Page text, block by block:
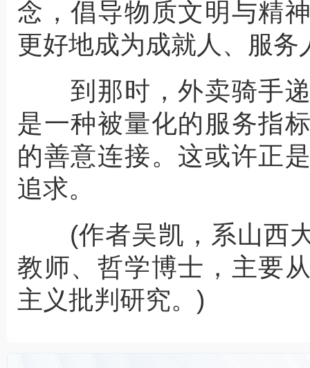
念，倡导物质文明与精
更好地成为成就人、服务
到那时，外卖骑手递
是一种被量化的服务指
的善意连接。这或许正
追求。
(作者吴凯，系山西大
教师、哲学博士，主要
主义批判研究。)